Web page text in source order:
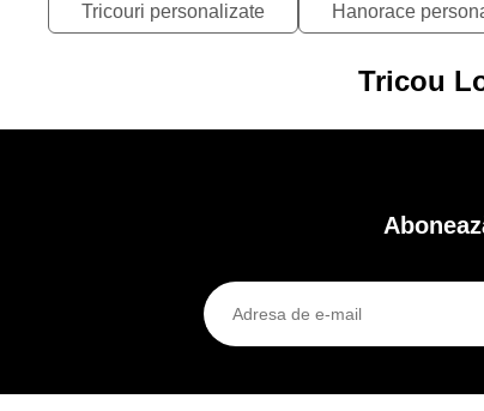
Tricouri personalizate Hanorace
Tricou